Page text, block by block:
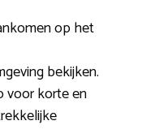
op het
bekijken.
voor korte en